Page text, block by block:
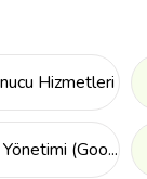
Hizmetleri
(Goo...